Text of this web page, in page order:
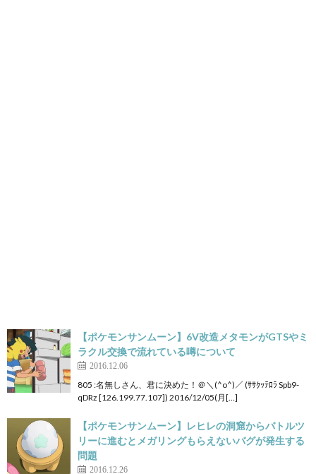
【ポケモンサンムーン】6V改造メタモンがGTSやミ
ラクル交換で流れている噂について
2016.12.06
805 :名無しさん、君に決めた！＠＼(^o^)／ (ｻｻｸｯﾃﾛﾗ Spb9-
qDRz [126.199.77.107]) 2016/12/05(月[…]
【ポケモンサンムーン】レヒレの洞窟からバトルツ
リーに進むとメガリングもらえないバグが発生する
問題
2016.12.26